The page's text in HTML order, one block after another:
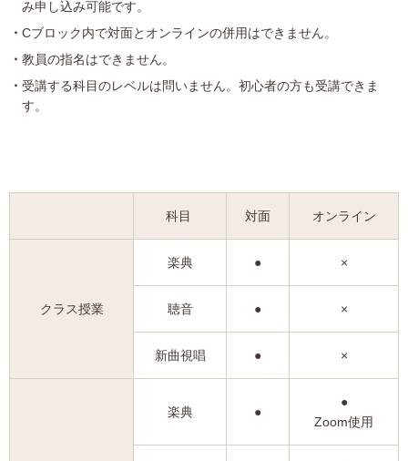
み申し込み可能です。
Cブロック内で対面とオンラインの併用はできません。
教員の指名はできません。
受講する科目のレベルは問いません。初心者の方も受講できま
す。
科目 対面 オンライン
クラス授業
楽典 ● ×
聴音 ● ×
新曲視唱 ● ×
楽典 ●
●
Zoom使用